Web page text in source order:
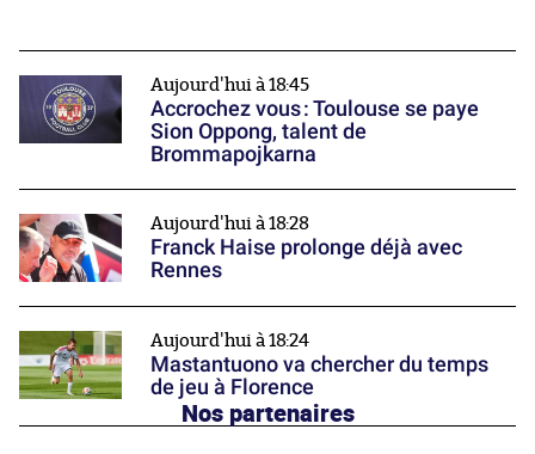
Aujourd'hui à 18:45
Accrochez vous : Toulouse se paye
Sion Oppong, talent de
Brommapojkarna
Aujourd'hui à 18:28
Franck Haise prolonge déjà avec
Rennes
Aujourd'hui à 18:24
Mastantuono va chercher du temps
de jeu à Florence
Nos partenaires